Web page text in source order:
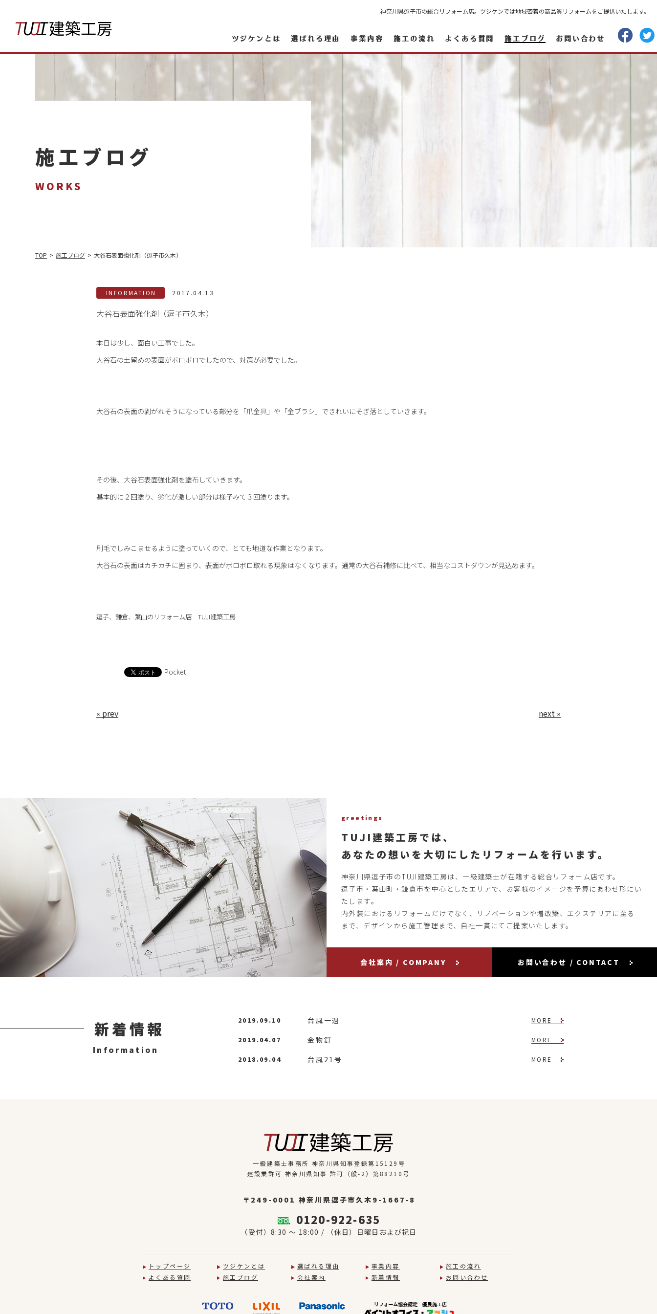
神奈川県逗子市の総合リフォーム店。ツジケンでは地域密着の高品質リフォームをご提供いたします。
ツジケンとは 選ばれる理由 事業内容 施工の流れ よくある質問 施工ブログ お問い合わせ
施工ブログ
WORKS
TOP > 施工ブログ > 大谷石表面強化剤（逗子市久木）
INFORMATION 2017.04.13
大谷石表面強化剤（逗子市久木）
本日は少し、面白い工事でした。
大谷石の土留めの表面がボロボロでしたので、対策が必要でした。
大谷石の表面の剥がれそうになっている部分を「爪金具」や「金ブラシ」できれいにそぎ落としていきます。
その後、大谷石表面強化剤を塗布していきます。
基本的に２回塗り、劣化が激しい部分は様子みて３回塗ります。
刷毛でしみこませるように塗っていくので、とても地道な作業となります。
大谷石の表面はカチカチに固まり、表面がボロボロ取れる現象はなくなります。通常の大谷石補修に比べて、相当なコストダウンが見込めます。
逗子、鎌倉、葉山のリフォーム店 TUJI建築工房
Pocket
« prev next »
greetings
TUJI建築工房では、
あなたの想いを大切にしたリフォームを行います。
神奈川県逗子市のTUJI建築工房は、一級建築士が在籍する総合リフォーム店です。
逗子市・葉山町・鎌倉市を中心としたエリアで、お客様のイメージを予算にあわせ形にい
たします。
内外装におけるリフォームだけでなく、リノベーションや増改築、エクステリアに至る
まで、デザインから施工管理まで、自社一貫にてご提案いたします。
会社案内 / COMPANY お問い合わせ / CONTACT
新着情報
Information
2019.09.10 台風一過 MORE
2019.04.07 金物釘 MORE
2018.09.04 台風21号 MORE
一級建築士事務所 神奈川県知事登録第15129号
建設業許可 神奈川県知事 許可（般-2）第88210号
〒249-0001 神奈川県逗子市久木9-1667-8
0120-922-635
（受付）8:30 ～ 18:00 / （休日）日曜日および祝日
トップページ ツジケンとは 選ばれる理由 事業内容
施工の流れ
よくある質問
施工ブログ 会社案内 新着情報 お問い合わせ